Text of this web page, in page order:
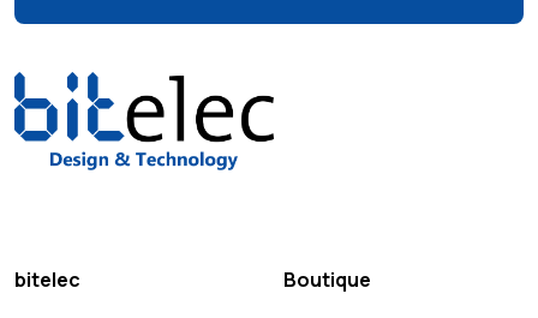
bitelec
Boutique